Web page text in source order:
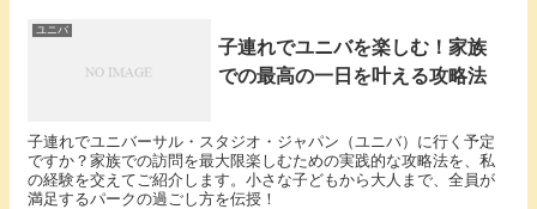
ユニバ
子連れでユニバを楽しむ！家族
での最高の一日を叶える攻略法
子連れでユニバーサル・スタジオ・ジャパン（ユニバ）に行く予定
ですか？家族での訪問を最大限楽しむための実践的な攻略法を、私
の経験を交えてご紹介します。小さな子どもから大人まで、全員が
満足するパークの過ごし方を伝授！